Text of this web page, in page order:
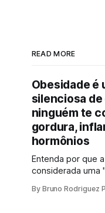
READ MORE
Obesidade é
silenciosa
ninguém te
gordura,
hormônios
Entenda por que
considerada uma
ciência por trás
By Bruno Rodriguez